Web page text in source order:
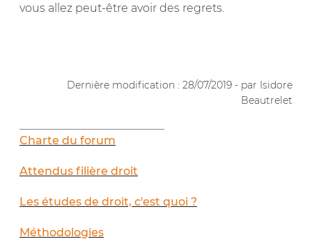
vous allez peut-être avoir des regrets.
Dernière modification : 28/07/2019 - par Isidore
Beautrelet
Charte du forum
Attendus filière droit
Les études de droit, c'est quoi ?
Méthodologies